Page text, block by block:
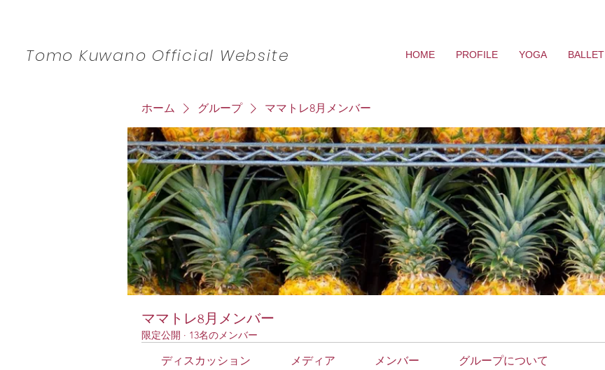
HOME PROFILE YOGA BALLET
​Tomo Kuwano Official Website
ホーム グループ ママトレ8月メンバー
ママトレ8月メンバー
限定公開 · 13名のメンバー
ディスカッション メディア メンバー グループについて